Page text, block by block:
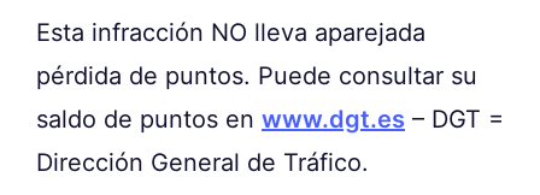
Esta infracción NO lleva aparejada
pérdida de puntos. Puede consultar su
saldo de puntos en www.dgt.es – DGT =
Dirección General de Tráfico.